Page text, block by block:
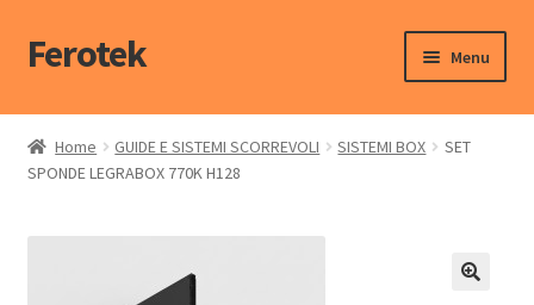
Ferotek Menu
Home Dello Shop
Il mio account
Home GUIDE E SISTEMI SCORREVOLI SISTEMI BOX
SET
SPONDE LEGRABOX 770K H128